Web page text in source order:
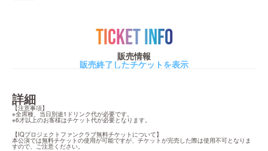
TICKET INFO
販売情報
販売終了したチケットを表示
詳細
【注意事項】
※全席種、当日別途1ドリンク代が必要です。
※6才以上のお客様はチケット代が必要となります。
【IQプロジェクトファンクラブ無料チケットについて】
本公演では無料チケットの使用が可能ですが、チケットが完売した際は使用不可となりま
すので、ご注意ください。